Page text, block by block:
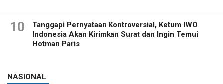
10
Tanggapi Pernyataan Kontroversial, Ketum IWO
Indonesia Akan Kirimkan Surat dan Ingin Temui
Hotman Paris
NASIONAL